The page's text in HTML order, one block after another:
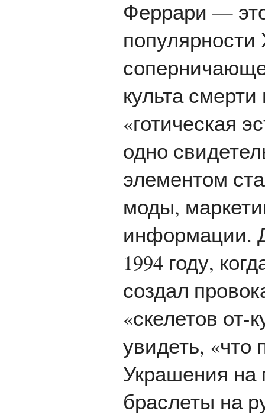
Феррари —
популярности
культа
«готическая
одно
элементом
моды,
информации.
1994 году,
создал
«скелетов
увидеть, «что
Украшения
браслеты на